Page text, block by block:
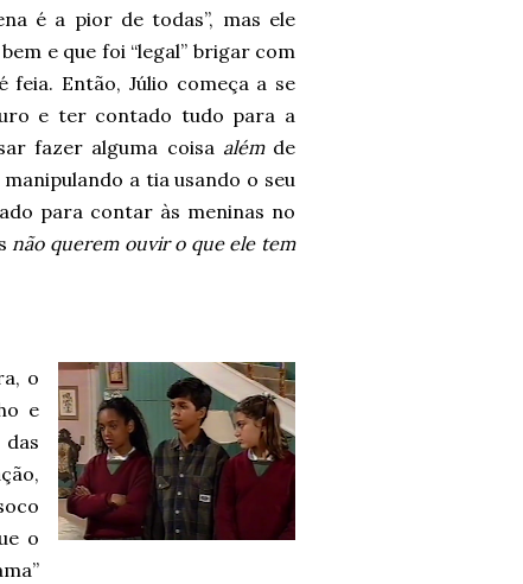
é a pior de todas”, mas ele
e que foi “legal” brigar com
feia. Então, Júlio começa a se
e ter contado tudo para a
fazer alguma coisa alémde
a tia usando o seu
para contar às meninas no
não querem ouvir o que ele tem
o
e
o